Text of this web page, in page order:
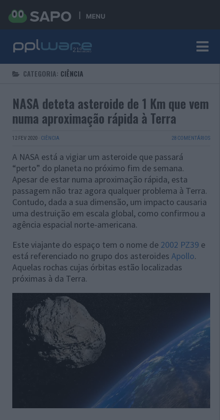
MENU
CATEGORIA: CIÊNCIA
NASA deteta asteroide de 1 Km que vem
numa aproximação rápida à Terra
12 FEV 2020 · CIÊNCIA 28 COMENTÁRIOS
A NASA está a vigiar um asteroide que passará
“perto” do planeta no próximo fim de semana.
Apesar de estar numa aproximação rápida, esta
passagem não traz agora qualquer problema à Terra.
Contudo, dada a sua dimensão, um impacto causaria
uma destruição em escala global, como confirmou a
agência espacial norte-americana.
Este viajante do espaço tem o nome de 2002 PZ39 e
está referenciado no grupo dos asteroides Apollo.
Aquelas rochas cujas órbitas estão localizadas
próximas à da Terra.